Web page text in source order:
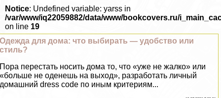
Notice: Undefined variable: yarss in
/var/www/iq22059882/data/www/bookcovers.ru/
on line 19
Одежда для дома: что выбирать — удобство или
стиль?
Пора перестать носить дома то, что «уже не жалко» или
«больше не оденешь на выход», разработать личный
домашний dress code по иным критериям...